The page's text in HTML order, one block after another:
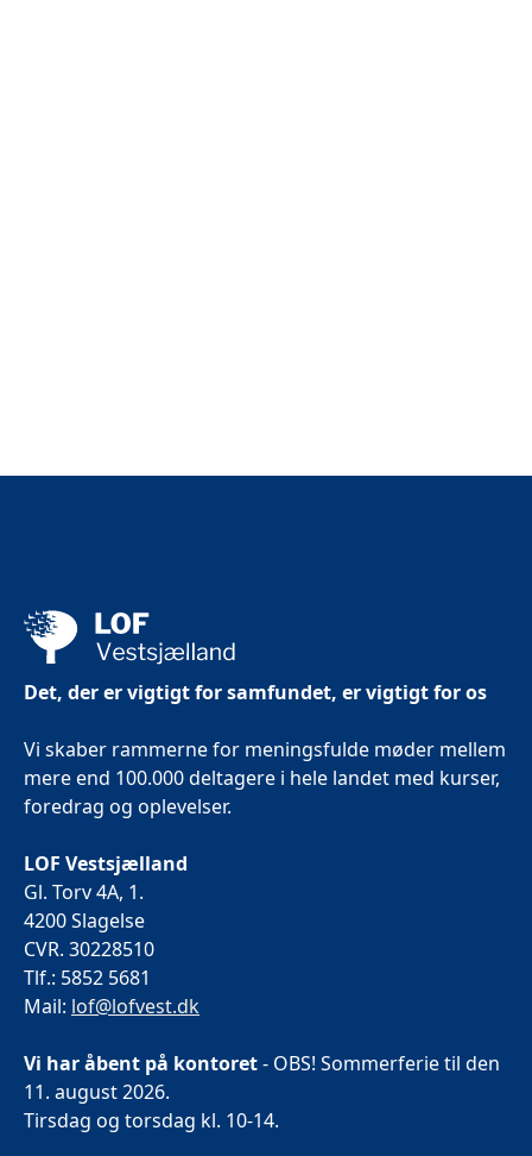
Det, der er vigtigt for samfundet, er vigtigt for os
Vi skaber rammerne for meningsfulde møder mellem
mere end 100.000 deltagere i hele landet med kurser,
foredrag og oplevelser.
LOF Vestsjælland
Gl. Torv 4A, 1.
4200 Slagelse
CVR. 30228510
Tlf.: 5852 5681
Mail: lof@lofvest.dk
Vi har åbent på kontoret- OBS! Sommerferie til den
11. august 2026.
Tirsdag og torsdag kl. 10-14.